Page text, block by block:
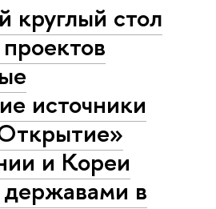
круглый стол
источники
и Кореи
в